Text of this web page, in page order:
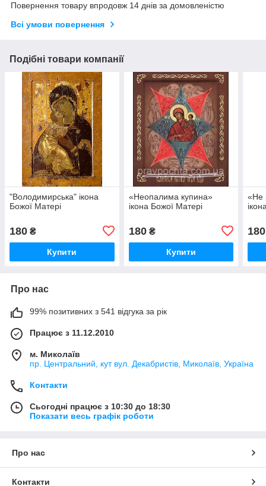
Повернення товару впродовж 14 днів за домовленістю
Всі умови повернення
Подібні товари компанії
"Володимирська" ікона
Божої Матері
180 ₴
Купити
«Неопалима купина»
ікона Божої Матері
180₴
Купити
«Не
180
Про нас
99% позитивних з 541 відгука за рік
Працює з 11.12.2010
м. Миколаїв
пр. Центральний, кут вул. Декабристів, Миколаїв, Україна
Контакти
Сьогодні працює з 10:30 до 18:30
Показати весь графік роботи
Про нас
Контакти